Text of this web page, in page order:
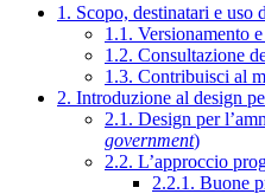
1. Scopo, destinatari e uso
1.1. Versionamento
1.2. Consultazione
1.3. Contribuisci al
2. Introduzione al design
2.1. Design per
government)
2.2. L’approccio
2.2.1. Buone